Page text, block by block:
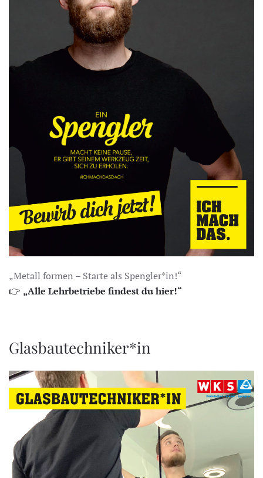
„Metall formen – Starte als Spengler*in!“
👉 „Alle Lehrbetriebe findest du hier!“
Glasbautechniker*in